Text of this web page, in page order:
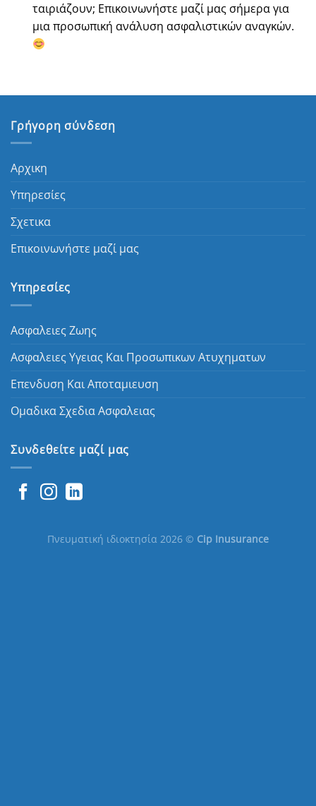
ταιριάζουν; Επικοινωνήστε μαζί μας σήμερα για
μια προσωπική ανάλυση ασφαλιστικών αναγκών.
Γρήγορη σύνδεση
Αρχικη
Υπηρεσίες
Σχετικα
Επικοινωνήστε μαζί μας
Υπηρεσίες
Ασφαλειες Ζωης
Ασφαλειες Υγειας Και Προσωπικων Ατυχηματων
Επενδυση Και Αποταμιευση
Ομαδικα Σχεδια Ασφαλειας
Συνδεθείτε μαζί μας
Πνευματική ιδιοκτησία 2026 © Cip Inusurance